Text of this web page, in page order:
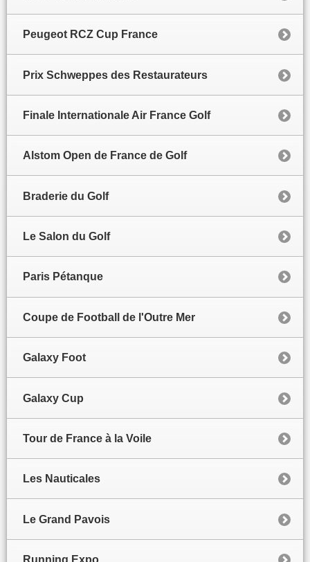
Peugeot RCZ Cup France
Prix Schweppes des Restaurateurs
Finale Internationale Air France Golf
Alstom Open de France de Golf
Braderie du Golf
Le Salon du Golf
Paris Pétanque
Coupe de Football de l'Outre Mer
Galaxy Foot
Galaxy Cup
Tour de France à la Voile
Les Nauticales
Le Grand Pavois
Running Expo